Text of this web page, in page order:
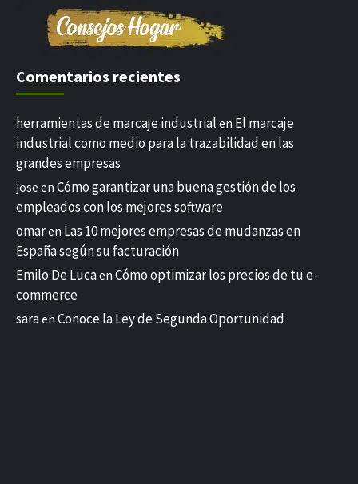
Comentarios recientes
herramientas de marcaje industrial en El marcaje
industrial como medio para la trazabilidad en las
grandes empresas
jose en Cómo garantizar una buena gestión de los
empleados con los mejores software
omaren Las 10 mejores empresas de mudanzas en
España según su facturación
Emilo De Lucaen Cómo optimizar los precios de tu e-
commerce
saraen Conoce la Ley de Segunda Oportunidad